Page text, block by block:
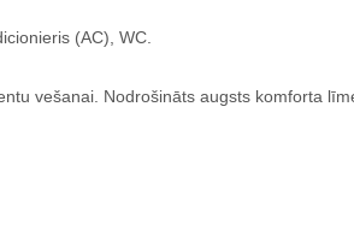
(AC), WC.
vešanai. Nodrošināts augsts komforta